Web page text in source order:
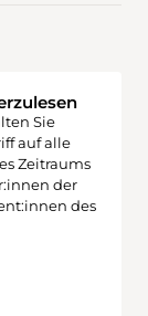
Sie
auf alle
Zeitraums
der
des